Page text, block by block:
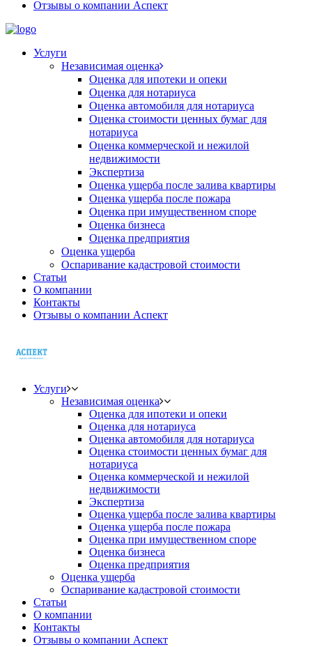
Отзывы о компании Аспект
Услуги
Независимая оценка
Оценка для ипотеки и опеки
Оценка для нотариуса
Оценка автомобиля для нотариуса
Оценка стоимости ценных бумаг для
нотариуса
Оценка коммерческой и нежилой
недвижимости
Экспертиза
Оценка ущерба после залива квартиры
Оценка ущерба после пожара
Оценка при имущественном споре
Оценка бизнеса
Оценка предприятия
Оценка ущерба
Оспаривание кадастровой стоимости
Статьи
О компании
Контакты
Отзывы о компании Аспект
Услуги
Независимая оценка
Оценка для ипотеки и опеки
Оценка для нотариуса
Оценка автомобиля для нотариуса
Оценка стоимости ценных бумаг для
нотариуса
Оценка коммерческой и нежилой
недвижимости
Экспертиза
Оценка ущерба после залива квартиры
Оценка ущерба после пожара
Оценка при имущественном споре
Оценка бизнеса
Оценка предприятия
Оценка ущерба
Оспаривание кадастровой стоимости
Статьи
О компании
Контакты
Отзывы о компании Аспект